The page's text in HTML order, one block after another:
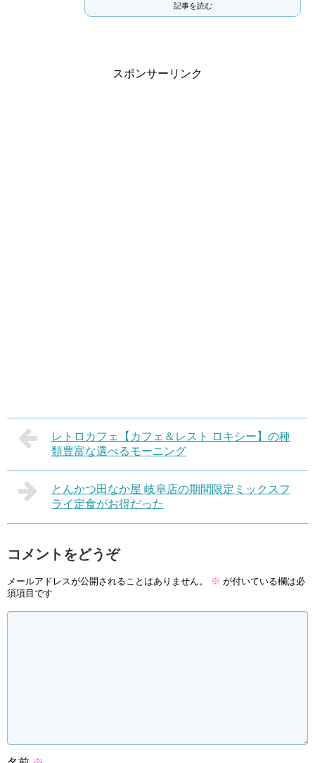
記事を読む
スポンサーリンク
レトロカフェ【カフェ＆レスト ロキシー】の種
類豊富な選べるモーニング
とんかつ田なか屋 岐阜店の期間限定ミックスフ
ライ定食がお得だった
コメントをどうぞ
メールアドレスが公開されることはありません。 ※ が付いている欄は必
須項目です